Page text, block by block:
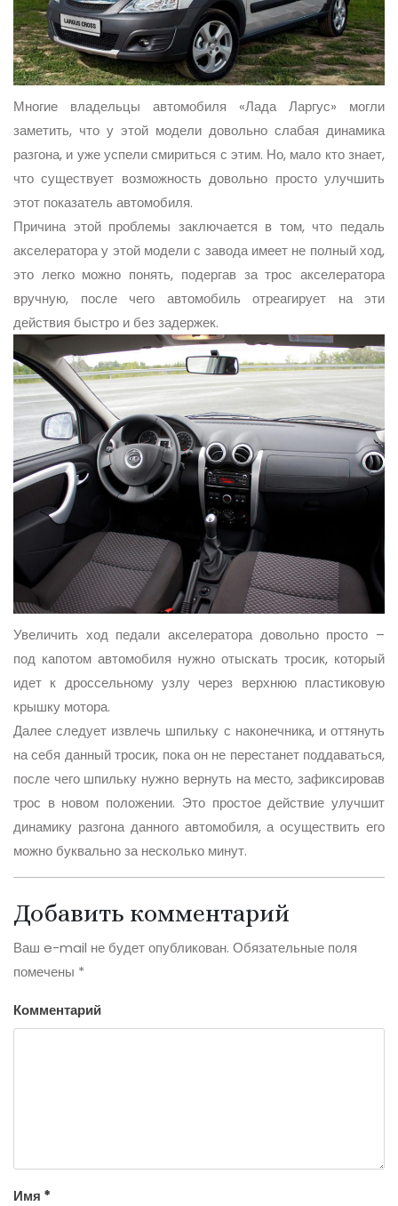
Многие владельцы автомобиля «Лада Ларгус» могли
заметить, что у этой модели довольно слабая динамика
разгона, и уже успели смириться с этим. Но, мало кто знает,
что существует возможность довольно просто улучшить
этот показатель автомобиля.
Причина этой проблемы заключается в том, что педаль
акселератора у этой модели с завода имеет не полный ход,
это легко можно понять, подергав за трос акселератора
вручную, после чего автомобиль отреагирует на эти
действия быстро и без задержек.
Увеличить ход педали акселератора довольно просто –
под капотом автомобиля нужно отыскать тросик, который
идет к дроссельному узлу через верхнюю пластиковую
крышку мотора.
Далее следует извлечь шпильку с наконечника, и оттянуть
на себя данный тросик, пока он не перестанет поддаваться,
после чего шпильку нужно вернуть на место, зафиксировав
трос в новом положении. Это простое действие улучшит
динамику разгона данного автомобиля, а осуществить его
можно буквально за несколько минут.
Добавить комментарий
Ваш e-mail не будет опубликован. Обязательные поля
помечены *
Комментарий
Имя *